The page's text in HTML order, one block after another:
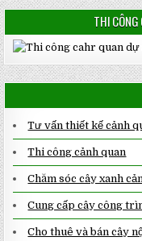
THI CÔNG
Tư vấn thiết kế cảnh
Thi công cảnh quan
Chăm sóc cây xanh
Cung cấp cây công
Cho thuê và bán cây